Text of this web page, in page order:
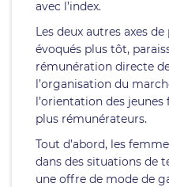
avec l’index.
Les deux autres axes
évoqués plus tôt,
rémunération directe
l’organisation du
l’orientation des
plus rémunérateurs.
Tout d’abord, les
dans des situations de
une offre de mode de